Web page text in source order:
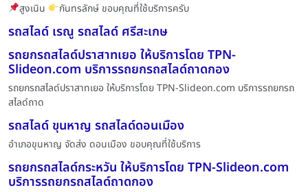
สูงเนิน กันทรลักษ์ ขอบคุณที่ใช้บริการครับ
รถสไลด์ เรณู รถสไลด์ ศรีสะเกษ
รถยกรถสไลด์ปราสาทเยอ ให้บริการโดย TPN-
Slideon.com บริการรถยกรถสไลด์ถาดกอง
รถยกรถสไลด์ปราสาทเยอ ให้บริการโดย TPN-Slideon.com บริการรถยกรถ
สไลด์ถาด
รถสไลด์ ขุนหาญ รถสไลด์ดอนเมือง
อำเภอขุนหาญ จัดส่ง ดอนเมือง ขอบคุณที่ใช้บริการ
รถยกรถสไลด์กระหวัน ให้บริการโดย TPN-Slideon.com
บริการรถยกรถสไลด์ถาดกอง